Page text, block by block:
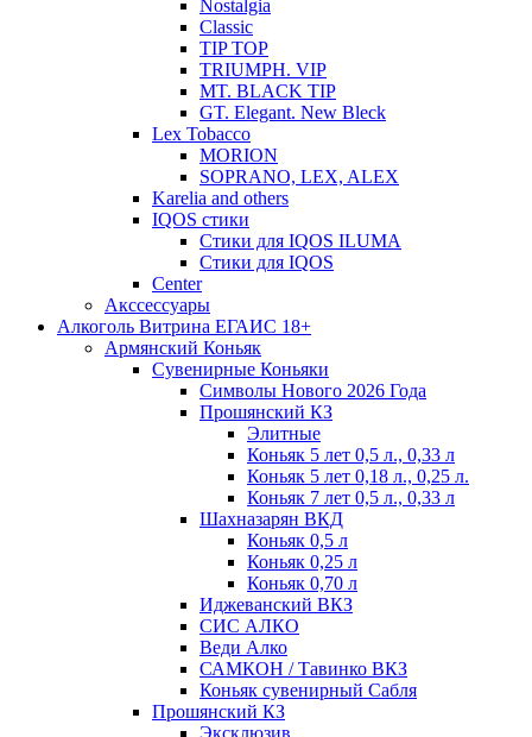
Nostalgia
Classic
TIP TOP
TRIUMPH. VIP
MT. BLACK TIP
GT. Elegant. New Bleck
Lex Tobacco
MORION
SOPRANO, LEX, ALEX
Karelia and others
IQOS стики
Стики для IQOS ILUMA
Стики для IQOS
Сenter
Акссессуары
Алкоголь Витрина ЕГАИС 18+
Армянский Коньяк
Сувенирные Коньяки
Символы Нового 2026 Года
Прошянский КЗ
Элитные
Коньяк 5 лет 0,5 л., 0,33 л
Коньяк 5 лет 0,18 л., 0,25 л.
Коньяк 7 лет 0,5 л., 0,33 л
Шахназарян ВКД
Коньяк 0,5 л
Коньяк 0,25 л
Коньяк 0,70 л
Иджеванский ВКЗ
СИС АЛКО
Веди Алко
САМКОН / Тавинко ВКЗ
Коньяк сувенирный Сабля
Прошянский КЗ
Эксклюзив